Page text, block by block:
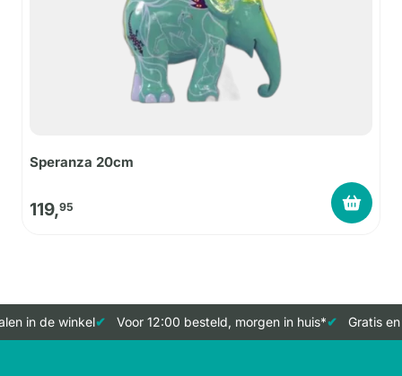
Speranza 20cm
119,95
in de winkel Voor 12:00 besteld, morgen in huis* Gratis